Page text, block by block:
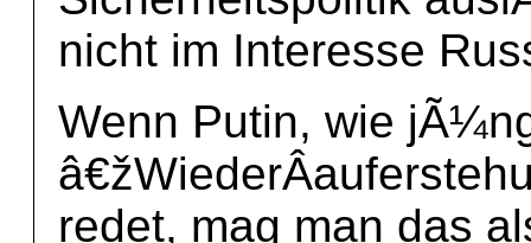
nicht im Interesse
Wenn Putin, wie
redet, mag man das